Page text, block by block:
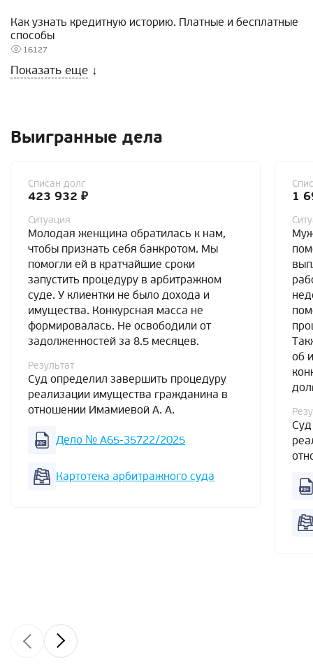
Как узнать кредитную историю. Платные и бесплатные
способы
16127
Показать еще ↓
Выигранные дела
Списан долг
423 932 ₽
Ситуация
Молодая женщина обратилась к нам,
чтобы признать себя банкротом. Мы
помогли ей в кратчайшие сроки
запустить процедуру в арбитражном
суде. У клиентки не было дохода и
имущества. Конкурсная масса не
формировалась. Не освободили от
задолженностей за 8.5 месяцев.
Результат
Суд определил завершить процедуру
реализации имущества гражданина в
отношении Имамиевой А. А.
Дело № А65-35722/2025
Картотека арбитражного суда
1
об